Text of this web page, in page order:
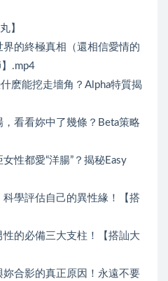
】
界的終極真相（還相信愛情的
.mp4
麽能挖走墻角？Alpha特質揭
看看妳中了幾條？Beta策略
性都愛“洋腸”？揭秘Easy
科學評估自己的異性緣！【搭
性的必備三大支柱！【搭訕大
妳合影的真正原因！永遠不要